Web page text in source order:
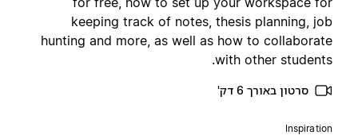
keeping track of notes, thesis planning,
hunting and more, as well as how to
with other
סרטון באורך 6 דק'